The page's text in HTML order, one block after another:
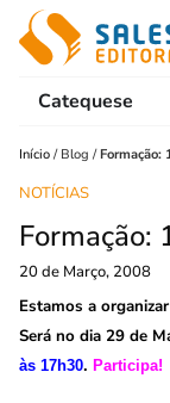
Catequese
Início / Blog /Formação:
NOTÍCIAS
Formação:
20 de Março, 2008
Estamos a
Será no dia 29 de
às 17h30. Participa!